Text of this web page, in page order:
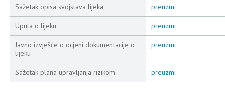
Sažetak opisa svojstava lijeka preuzmi
Uputa o lijeku preuzmi
Javno izvješće o ocjeni dokumentacije o
lijeku
preuzmi
Sažetak plana upravljanja rizikom preuzmi